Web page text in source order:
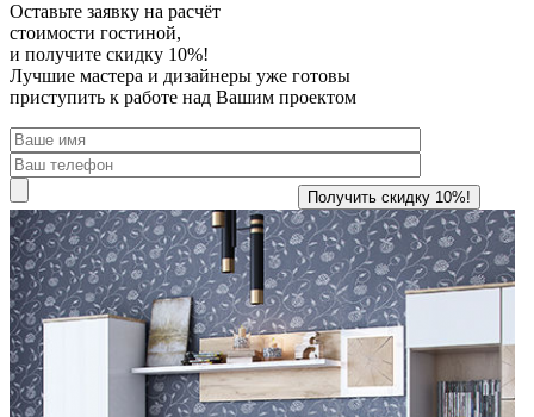
Оставьте заявку на расчёт
стоимости гостиной,
и получите скидку 10%!
Лучшие мастера и дизайнеры уже готовы
приступить к работе над Вашим проектом